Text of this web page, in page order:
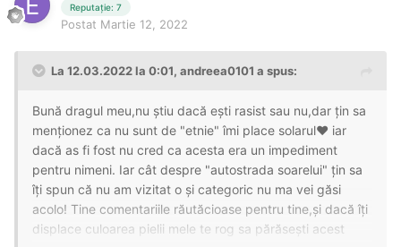
Reputație: 7
Postat Martie 12, 2022
La 12.03.2022 la 0:01, andreea0101 a spus:
Bună dragul meu,nu știu dacă ești rasist sau nu,dar țin sa
menționez ca nu sunt de "etnie" îmi place solarul❤ iar
dacă as fi fost nu cred ca acesta era un impediment
pentru nimeni. Iar cât despre "autostrada soarelui" țin sa
îți spun că nu am vizitat o și categoric nu ma vei găsi
acolo! Tine comentariile răutăcioase pentru tine,și dacă îți
displace culoarea pielii mele te rog sa părăsești acest